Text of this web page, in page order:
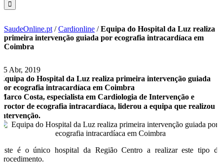
SaudeOnline.pt /Cardionline /Equipa do Hospital da Luz realiza
primeira intervenção guiada por ecografia intracardíaca em
Coimbra
15 Abr, 2019
Equipa do Hospital da Luz realiza primeira intervenção guiada
por ecografia intracardíaca em Coimbra
Marco Costa, especialista em Cardiologia de Intervenção e
proctor de ecografia intracardíaca, liderou a equipa que realizou a
intervenção.
Este é o único hospital da Região Centro a realizar este tipo de
procedimento.